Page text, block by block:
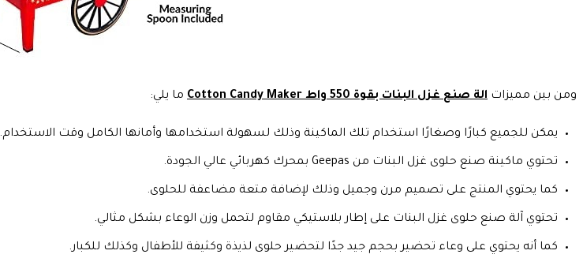
ومن بين مميزات الة صنع غزل البنات بقوة 550 واط Cotton Candy Maker ما يلي:
يمكن للجميع كبارًا وصغارًا استخدام تلك الماكينة وذلك لسهولة استخدامها وأمانها الكامل وقت الاستخدام.
تحتوي ماكينة صنع حلوى غزل البنات من Geepas بمحرك كهربائي عالي الجودة.
كما يحتوي المنتج على تصميم مرن وجميل وذلك لإضافة متعة مضاعفة للحلوى.
تحتوي آلة صنع حلوى غزل البنات على إطار بلاستيكي مقاوم لتحمل وزن الوعاء بشكل مثالي.
كما أنه يحتوي على وعاء تحضير بحجم جيد جدًا لتحضير حلوى لذيذة وكثيفة للأطفال وكذلك للكبار.